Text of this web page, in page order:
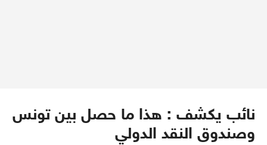
نائب يكشف : هذا ما حصل بين تونس
وصندوق النقد الدولي